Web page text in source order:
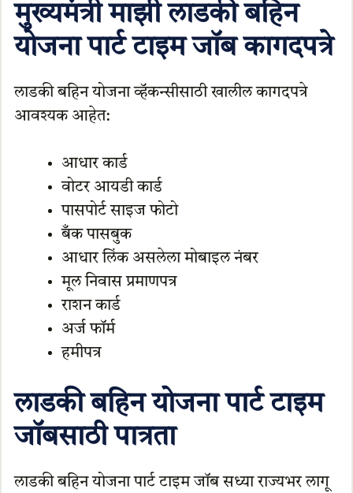
मुख्यमंत्री माझी लाडकी बहिन
योजना पार्ट टाइम जॉब कागदपत्रे
लाडकी बहिन योजना व्हॅकन्सीसाठी खालील कागदपत्रे
आवश्यक आहेत:
आधार कार्ड
वोटर आयडी कार्ड
पासपोर्ट साइज फोटो
बँक पासबुक
आधार लिंक असलेला मोबाइल नंबर
मूल निवास प्रमाणपत्र
राशन कार्ड
अर्ज फॉर्म
हमीपत्र
लाडकी बहिन योजना पार्ट टाइम
जॉबसाठी पात्रता
लाडकी बहिन योजना पार्ट टाइम जॉब सध्या राज्यभर लागू